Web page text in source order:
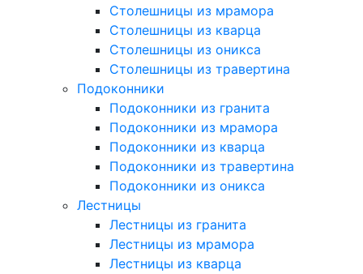
Столешницы из мрамора
Столешницы из кварца
Столешницы из оникса
Столешницы из травертина
Подоконники
Подоконники из гранита
Подоконники из мрамора
Подоконники из кварца
Подоконники из травертина
Подоконники из оникса
Лестницы
Лестницы из гранита
Лестницы из мрамора
Лестницы из кварца